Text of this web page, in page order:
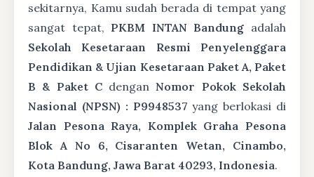
sekitarnya, Kamu sudah berada di tempat yang
sangat tepat, PKBM INTAN Bandung adalah
Sekolah Kesetaraan Resmi Penyelenggara
Pendidikan & Ujian Kesetaraan Paket A, Paket
B & Paket CdenganNomor Pokok Sekolah
Nasional (NPSN) : P9948537 yang berlokasi di
Jalan Pesona Raya, Komplek Graha Pesona
Blok A No 6, Cisaranten Wetan, Cinambo,
Kota Bandung, Jawa Barat 40293, Indonesia.